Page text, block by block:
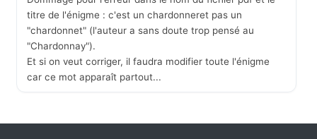
titre de l'énigme : c'est un chardonneret pas un
"chardonnet" (l'auteur a sans doute trop pensé au
"Chardonnay").
Et si on veut corriger, il faudra modifier toute l'énigme
car ce mot apparaît partout...